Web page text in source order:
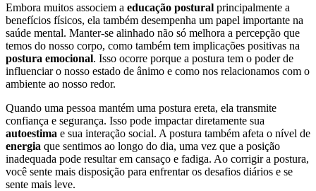
Embora muitos associem a educação postural principalmente a
benefícios físicos, ela também desempenha um papel importante na
saúde mental. Manter-se alinhado não só melhora a percepção que
temos do nosso corpo, como também tem implicações positivas na
postura emocional. Isso ocorre porque a postura tem o poder de
influenciar o nosso estado de ânimo e como nos relacionamos com o
ambiente ao nosso redor.
Quando uma pessoa mantém uma postura ereta, ela transmite
confiança e segurança. Isso pode impactar diretamente sua
autoestima e sua interação social. A postura também afeta o nível de
energia que sentimos ao longo do dia, uma vez que a posição
inadequada pode resultar em cansaço e fadiga. Ao corrigir a postura,
você sente mais disposição para enfrentar os desafios diários e se
sente mais leve.